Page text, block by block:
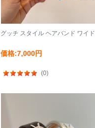
グッチ スタイル ヘアバンド ワイド
価格:7,000円
(0)